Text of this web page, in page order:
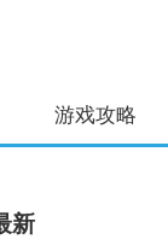
游戏攻略
新